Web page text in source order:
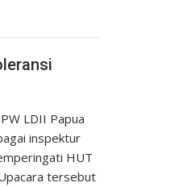
LDII Papua
inspektur
HUT
tersebut